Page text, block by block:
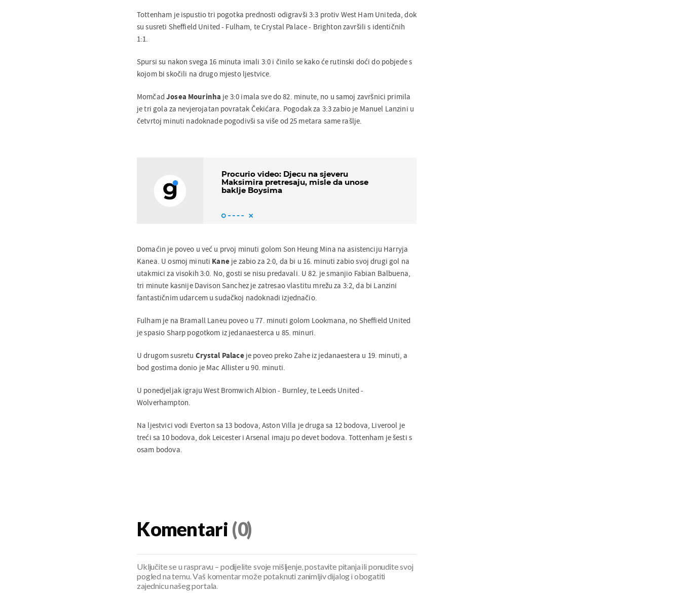
Tottenham je ispustio tri pogotka prednosti odigravši 3:3 protiv West Ham Uniteda, dok
su susreti Sheffield United - Fulham, te Crystal Palace - Brighton završili s identičnih
1:1.
Spursi su nakon svega 16 minuta imali 3:0 i činilo se kako će rutinski doći do pobjede s
kojom bi skočili na drugo mjesto ljestvice.
MomčadJosea Mourinha je 3:0 imala sve do 82. minute, no u samoj završnici primila
je tri gola za nevjerojatan povratak Čekićara. Pogodak za 3:3 zabio je Manuel Lanzini u
četvrtoj minuti nadoknade pogodivši sa više od 25 metara same rašlje.
Procurio video: Djecu na sjeveru
Maksimira pretresaju, misle da unose
baklje Boysima
Domaćin je poveo u već u prvoj minuti golom Son Heung Mina na asistenciju Harryja
Kanea. U osmoj minuti Kaneje zabio za 2:0, da bi u 16. minuti zabio svoj drugi gol na
utakmici za visokih 3:0. No, gosti se nisu predavali. U 82. je smanjio Fabian Balbuena,
tri minute kasnije Davison Sanchez je zatresao vlastitu mrežu za 3:2, da bi Lanzini
fantastičnim udarcem u sudačkoj nadoknadi izjednačio.
Fulham je na Bramall Laneu poveo u 77. minuti golom Lookmana, no Sheffield United
je spasio Sharp pogotkom iz jedanaesterca u 85. minuri.
U drugom susretu Crystal Palaceje poveo preko Zahe iz jedanaestera u 19. minuti, a
bod gostima donio je Mac Allister u 90. minuti.
U ponedjeljak igraju West Bromwich Albion - Burnley, te Leeds United -
Wolverhampton.
Na ljestvici vodi Everton sa 13 bodova, Aston Villa je druga sa 12 bodova, Liverool je
treći sa 10 bodova, dok Leicester i Arsenal imaju po devet bodova. Tottenham je šesti s
osam bodova.
Komentari (0)
Uključite se u raspravu – podijelite svoje mišljenje, postavite pitanja ili ponudite svoj
pogled na temu. Vaš komentar može potaknuti zanimljiv dijalog i obogatiti
zajednicu našeg portala.